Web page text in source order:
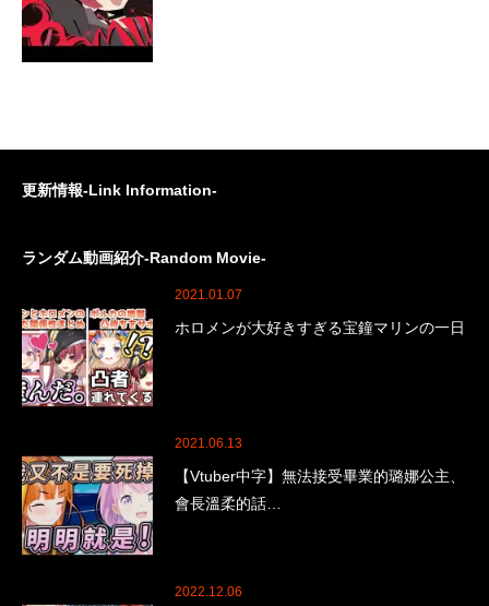
更新情報-Link Information-
ランダム動画紹介-Random Movie-
2021.01.07
ホロメンが大好きすぎる宝鐘マリンの一日
2021.06.13
【Vtuber中字】無法接受畢業的璐娜公主、
會長溫柔的話…
2022.12.06